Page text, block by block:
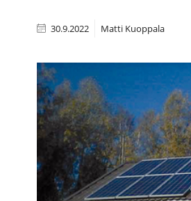
30.9.2022 Matti Kuoppala